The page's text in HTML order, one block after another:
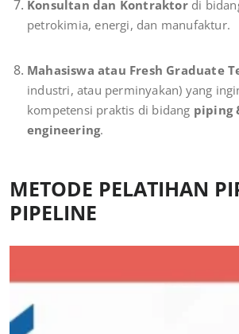
Konsultan dan Kontraktordi
petrokimia, energi, dan manufaktur.
Mahasiswa atau Fresh Graduate
industri, atau perminyakan) yang
kompetensi praktis di bidang piping
engineering.
METODE PELATIHAN
PIPELINE